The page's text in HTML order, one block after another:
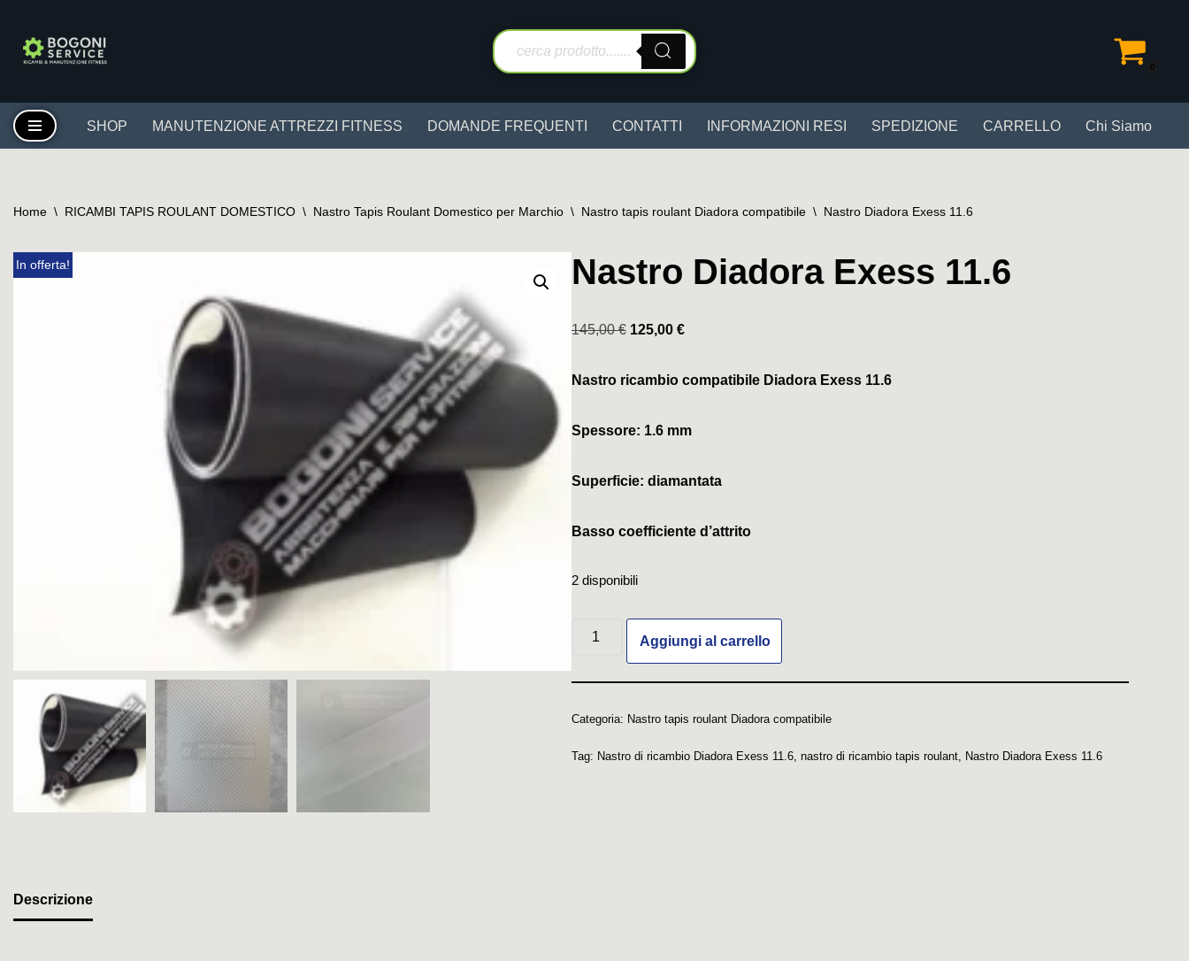
Vai
SHOP MANUTENZIONE ATTREZZI FITNESS DOMANDE FREQUENTI CONTATTI INFORMAZIONI RESI SPEDIZIONE CARRELLO Chi Siamo
Home \ RICAMBI TAPIS ROULANT DOMESTICO \ Nastro Tapis Roulant Domestico per Marchio \ Nastro tapis roulant Diadora compatibile \ Nastro Diadora Exess 11.6
In offerta! Nastro Diadora Exess 11.6
145,00€ 125,00 €
Nastro ricambio compatibile Diadora Exess 11.6
Spessore: 1.6 mm
Superficie: diamantata
Basso coefficiente d’attrito
2 disponibili
Aggiungi al carrello
Categoria: Nastro tapis roulant Diadora compatibile
Tag: Nastro di ricambio Diadora Exess 11.6, nastro di ricambio tapis roulant, Nastro Diadora Exess 11.6
Descrizione